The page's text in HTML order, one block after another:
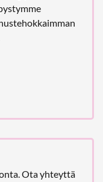
Ota yhteyttä